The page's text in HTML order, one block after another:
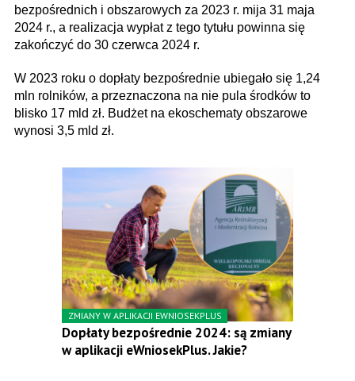
bezpośrednich i obszarowych za 2023 r. mija 31 maja
2024 r., a realizacja wypłat z tego tytułu powinna się
zakończyć do 30 czerwca 2024 r.
W 2023 roku o dopłaty bezpośrednie ubiegało się 1,24
mln rolników, a przeznaczona na nie pula środków to
blisko 17 mld zł. Budżet na ekoschematy obszarowe
wynosi 3,5 mld zł.
ZMIANY W APLIKACJI EWNIOSEKPLUS
Dopłaty bezpośrednie 2024: są zmiany
w aplikacji eWniosekPlus. Jakie?